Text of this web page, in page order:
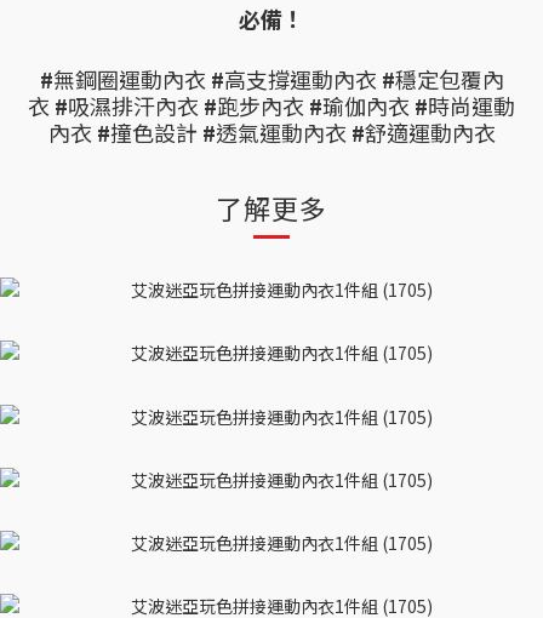
必備！
#無鋼圈運動內衣 #高支撐運動內衣 #穩定包覆內
衣 #吸濕排汗內衣 #跑步內衣 #瑜伽內衣 #時尚運動
內衣 #撞色設計 #透氣運動內衣 #舒適運動內衣
了解更多